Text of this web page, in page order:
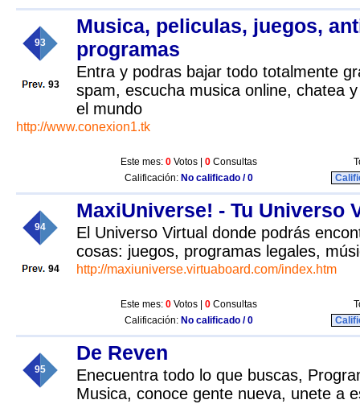
93
93
Musica, peliculas, juegos,
programas
Entra y podras bajar todo totalmente
spam, escucha musica online, chatea
el mundo
http://www.conexion1.tk
Este mes: 0 Votos | 0 Consultas
Calificación: No calificado / 0
94
94
MaxiUniverse! - Tu Universo
El Universo Virtual donde podrás
cosas: juegos, programas legales,
http://maxiuniverse.virtuaboard.com/index.htm
Este mes: 0 Votos | 0 Consultas
Calificación: No calificado / 0
95
De Reven
Enecuentra todo lo que buscas,
Musica, conoce gente nueva, unete a